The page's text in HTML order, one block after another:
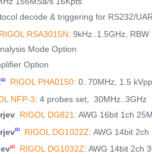
decode & triggering for RS232/
RIGOL RSA3015N: 9kHz..1.5GHz,
Mode Option
Option
(1) RIGOL PHA0150: 0..70MHz, 1.5 kVpp
NFP-3: 4 probes set, 30MHz..3GHz
RIGOL DG821 : AWG 16bit 1ch
(1) RIGOL DG1022Z: AWG 14bit
(2) RIGOL DG1032Z: AWG 14bit 2ch